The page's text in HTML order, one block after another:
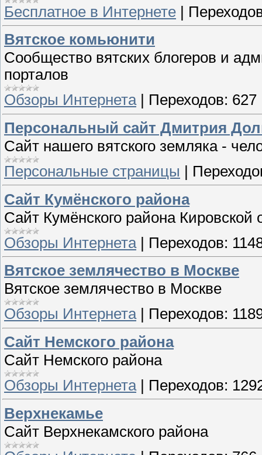
Бесплатное в Интернете |
Вятское комьюнити
Сообщество вятских блогеров и
порталов
Обзоры Интернета| Переходов: 627
Персональный сайт Дмитрия
Сайт нашего вятского земляка -
Персональные страницы
Сайт Кумёнского района
Сайт Кумёнского района Кировской
Обзоры Интернета | Переходов:
Вятское землячество в Москве
Вятское землячество в Москве
Обзоры Интернета| Переходов:
Сайт Немского района
Сайт Немского района
Обзоры Интернета| Переходов:
Верхнекамье
Сайт Верхнекамского района